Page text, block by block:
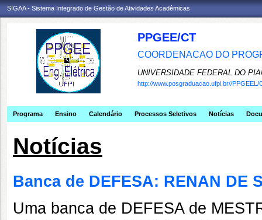
SIGAA - Sistema Integrado de Gestão de Atividades Acadêmicas
PPGEE/CT
COORDENACAO DO
UNIVERSIDADE FEDERAL DO
http://www.posgraduacao.ufpi.br//PPGEEL/
Programa Ensino Calendário Processos Seletivos Notícias
Notícias
Banca de DEFESA: RENAN DE
Uma banca de DEFESA de